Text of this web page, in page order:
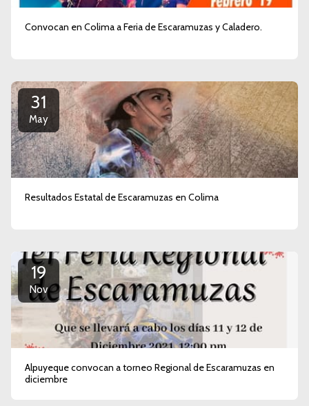
Convocan en Colima a Feria de Escaramuzas y Caladero.
31
May
Resultados Estatal de Escaramuzas en Colima
19
Nov
Alpuyeque convocan a torneo Regional de Escaramuzas en
diciembre